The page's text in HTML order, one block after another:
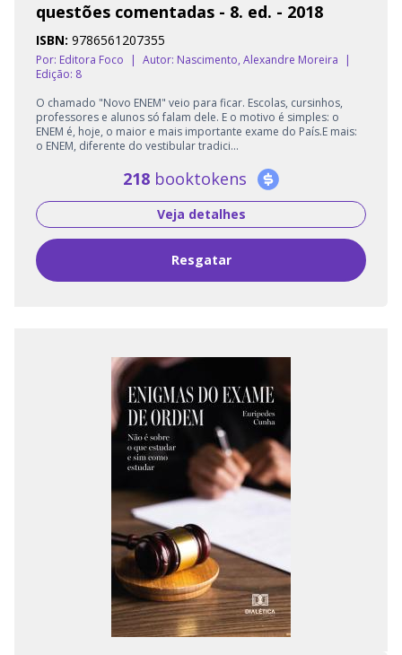
questões comentadas - 8. ed. - 2018
ISBN: 9786561207355
Por: Editora Foco | Autor: Nascimento, Alexandre Moreira
|
Edição: 8
O chamado "Novo ENEM" veio para ficar. Escolas, cursinhos,
professores e alunos só falam dele. E o motivo é simples: o
ENEM é, hoje, o maior e mais importante exame do País.E mais:
o ENEM, diferente do vestibular tradici...
218 booktokens
Veja detalhes
Resgatar